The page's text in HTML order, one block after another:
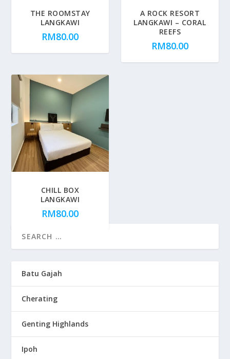
THE ROOMSTAY
LANGKAWI
RM80.00
A ROCK RESORT
LANGKAWI – CORAL
REEFS
RM80.00
CHILL BOX
LANGKAWI
RM80.00
Batu Gajah
Cherating
Genting Highlands
Ipoh